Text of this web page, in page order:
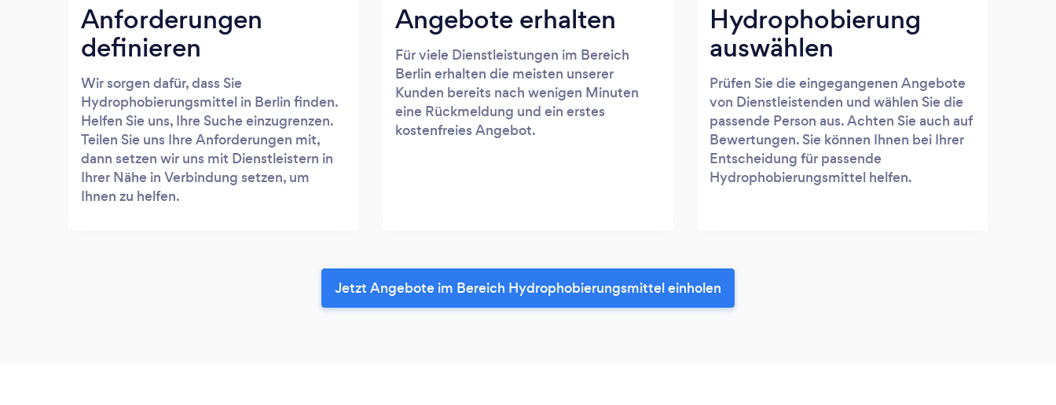
Anforderungen
definieren
Wir sorgen dafür, dass Sie
Hydrophobierungsmittel in Berlin finden.
Helfen Sie uns, Ihre Suche einzugrenzen.
Teilen Sie uns Ihre Anforderungen mit,
dann setzen wir uns mit Dienstleistern in
Ihrer Nähe in Verbindung setzen, um
Ihnen zu helfen.
Angebote erhalten
Für viele Dienstleistungen im Bereich
Berlin erhalten die meisten unserer
Kunden bereits nach wenigen Minuten
eine Rückmeldung und ein erstes
kostenfreies Angebot.
Hydrophobierung
auswählen
Prüfen Sie die eingegangenen Angebote
von Dienstleistenden und wählen Sie die
passende Person aus. Achten Sie auch auf
Bewertungen. Sie können Ihnen bei Ihrer
Entscheidung für passende
Hydrophobierungsmittel helfen.
Jetzt Angebote im Bereich Hydrophobierungsmittel einholen